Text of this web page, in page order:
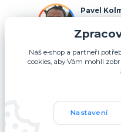
Pavel
(Po-Ne,
Náš e-shop a partneři
cookies, aby Vám mohli
Nastavení